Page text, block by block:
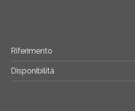
Riferimento
Disponibilità